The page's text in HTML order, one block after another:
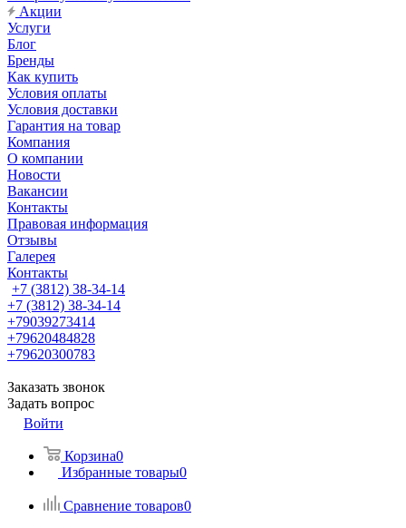
Акции
Услуги
Блог
Бренды
Как купить
Условия оплаты
Условия доставки
Гарантия на товар
Компания
О компании
Новости
Вакансии
Контакты
Правовая информация
Отзывы
Галерея
Контакты
+7 (3812) 38-34-14
+7 (3812) 38-34-14
+79039273414
+79620484828
+79620300783
Заказать звонок
Задать вопрос
Войти
Корзина0
Избранные товары0
Сравнение товаров0